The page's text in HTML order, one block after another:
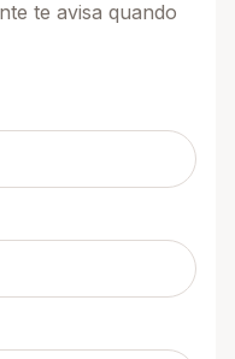
te avisa quando